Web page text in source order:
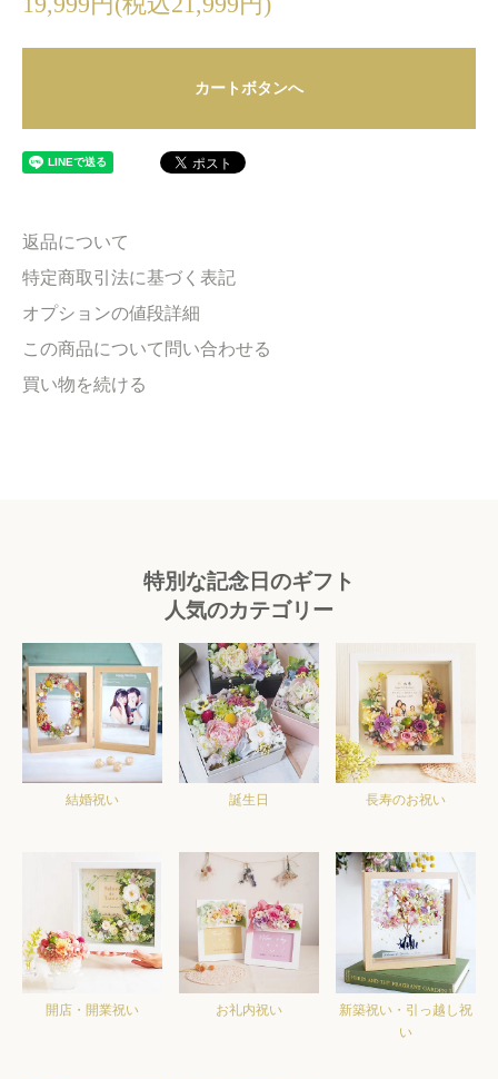
カートボタンへ
返品について
特定商取引法に基づく表記
オプションの値段詳細
この商品について問い合わせる
買い物を続ける
特別な記念日のギフト
人気のカテゴリー
結婚祝い 誕生日 長寿のお祝い
開店・開業祝い お礼内祝い
新築祝い・引っ越し祝
い